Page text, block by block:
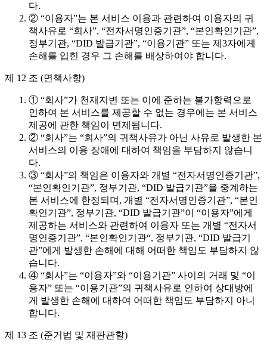
다.
② “이용자”는 본 서비스 이용과 관련하여 이용자의 귀
책사유로 “회사”, “전자서명인증기관”, “본인확인기관”,
정부기관, “DID 발급기관”, “이용기관” 또는 제3자에게
손해를 입힌 경우 그 손해를 배상하여야 합니다.
제 12 조 (면책사항)
① “회사”가 천재지변 또는 이에 준하는 불가항력으로
인하여 본 서비스를 제공할 수 없는 경우에는 본 서비스
제공에 관한 책임이 면제됩니다.
② “회사”는 “회사”의 귀책사유가 아닌 사유로 발생한 본
서비스의 이용 장애에 대하여 책임을 부담하지 않습니
다.
③ “회사”의 책임은 이용자와 개별 “전자서명인증기관”,
“본인확인기관”, 정부기관, “DID 발급기관”을 중계하는
본 서비스에 한정되며, 개별 “전자서명인증기관”, “본인
확인기관”, 정부기관, “DID 발급기관”이 “이용자”에게
제공하는 서비스와 관련하여 이용자 또는 개별 “전자서
명인증기관”, “본인확인기관“, 정부기관, “DID 발급기
관”에게 발생한 손해에 대해 어떠한 책임도 부담하지 않
습니다.
④ “회사”는 “이용자”와 “이용기관” 사이의 거래 및 “이
용자” 또는 “이용기관”의 귀책사유로 인하여 상대방에
게 발생한 손해에 대하여 어떠한 책임도 부담하지 아니
합니다.
제 13 조 (준거법 및 재판관할)